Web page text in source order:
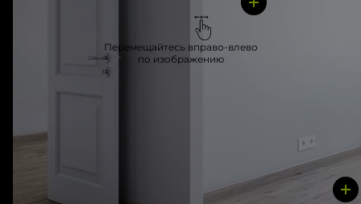
Перемещайтесь вправо-влево
по изображению